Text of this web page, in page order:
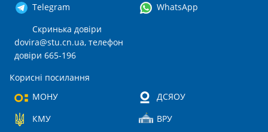
Telegram
WhatsApp
Скринька довіри
dovira@stu.cn.ua, телефон
довіри 665-196
Корисні посилання
МОНУ
ДСЯОУ
КМУ
ВРУ